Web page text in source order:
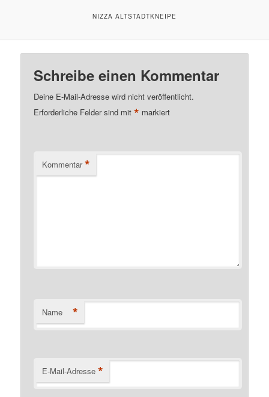
NIZZA ALTSTADTKNEIPE
Schreibe einen Kommentar
Deine E-Mail-Adresse wird nicht veröffentlicht.
Erforderliche Felder sind mit* markiert
Kommentar *
Name *
E-Mail-Adresse *